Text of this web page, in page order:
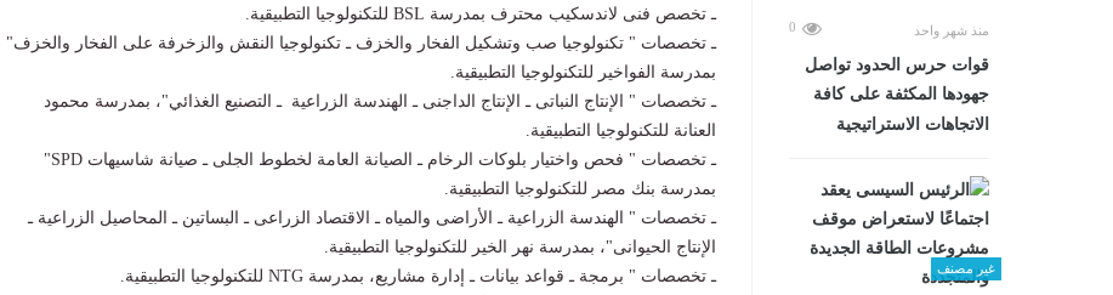
منذ شهر واحد 0
قوات حرس الحدود تواصل
جهودها المكثفة على كافة
الاتجاهات الاستراتيجية
غير مصنف
ـ تخصص فنى لاندسكيب محترف بمدرسة BSL للتكنولوجيا التطبيقية.
ـ تخصصات " تكنولوجيا صب وتشكيل الفخار والخزف ـ تكنولوجيا النقش والزخرفة على الفخار والخزف"
بمدرسة الفواخير للتكنولوجيا التطبيقية.
ـ تخصصات " الإنتاج النباتى ـ الإنتاج الداجنى ـ الهندسة الزراعية ـ التصنيع الغذائي"، بمدرسة محمود
العنانة للتكنولوجيا التطبيقية.
ـ تخصصات " فحص واختيار بلوكات الرخام ـ الصيانة العامة لخطوط الجلى ـ صيانة شاسيهات SPD"
بمدرسة بنك مصر للتكنولوجيا التطبيقية.
ـ تخصصات " الهندسة الزراعية ـ الأراضى والمياه ـ الاقتصاد الزراعى ـ البساتين ـ المحاصيل الزراعية ـ
الإنتاج الحيوانى"، بمدرسة نهر الخير للتكنولوجيا التطبيقية.
ـ تخصصات " برمجة ـ قواعد بيانات ـ إدارة مشاريع، بمدرسة NTG للتكنولوجيا التطبيقية.